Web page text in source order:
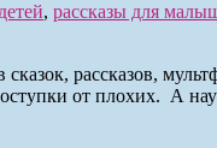
, рассказы для
рассказов,
от плохих. А